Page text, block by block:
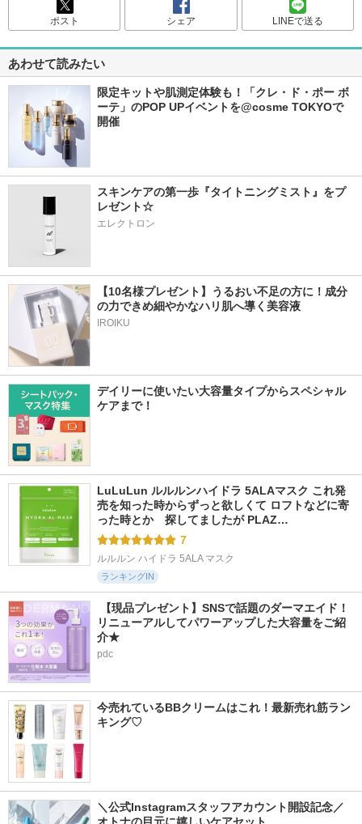
ポスト シェア LINEで送る
あわせて読みたい
限定キットや肌測定体験も！「クレ・ド・ポー ボ
ーテ」のPOP UPイベントを@cosme TOKYOで
開催
スキンケアの第一歩『タイトニングミスト』をプ
レゼント☆
エレクトロン
【10名様プレゼント】うるおい不足の方に！成分
の力できめ細やかなハリ肌へ導く美容液
IROIKU
デイリーに使いたい大容量タイプからスペシャル
ケアまで！
LuLuLun ルルルンハイドラ 5ALAマスク これ発
売を知った時からずっと欲しくて ロフトなどに寄
った時とか　探してましたが PLAZ…
7
ルルルン ハイドラ 5ALA マスク
ランキングIN
【現品プレゼント】SNSで話題のダーマエイド！
リニューアルしてパワーアップした大容量をご紹
介★
pdc
今売れているBBクリームはこれ！最新売れ筋ラン
キング♡
＼公式Instagramスタッフアカウント開設記念／